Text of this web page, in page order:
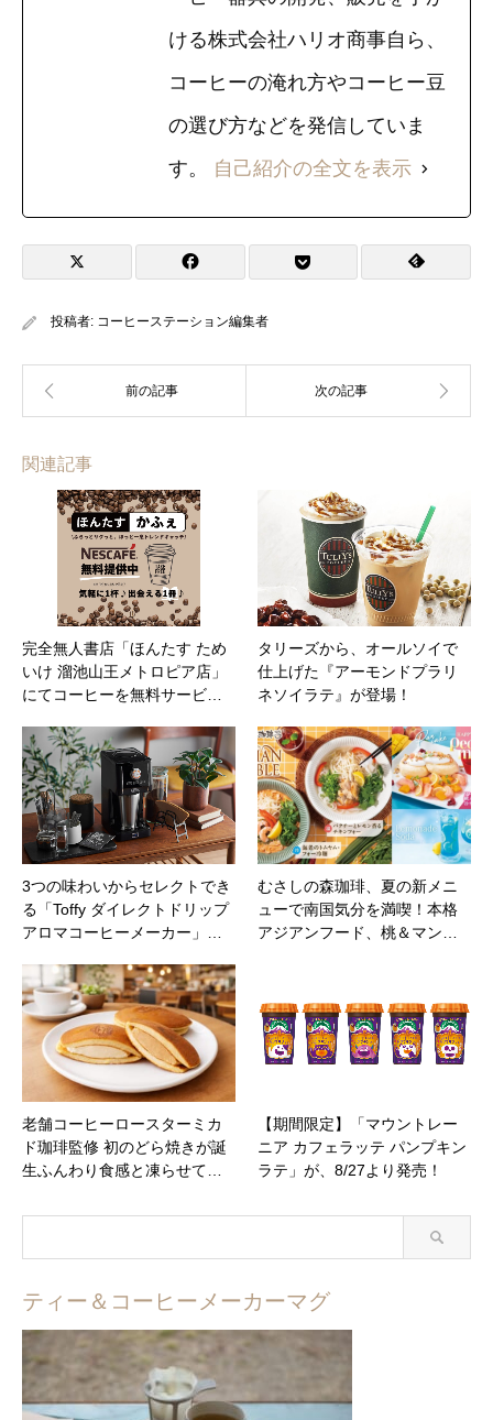
ける株式会社ハリオ商事自ら、
コーヒーの淹れ方やコーヒー豆
の選び方などを発信していま
す。 自己紹介の全文を表示
投稿者: コーヒーステーション編集者
関連記事
完全無人書店「ほんたす ため
いけ 溜池山王メトロピア店」
にてコーヒーを無料サービ…
タリーズから、オールソイで
仕上げた『アーモンドプラリ
ネソイラテ』が登場！
3つの味わいからセレクトでき
る「Toffy ダイレクトドリップ
アロマコーヒーメーカー」…
むさしの森珈琲、夏の新メニ
ューで南国気分を満喫！本格
アジアンフード、桃＆マン…
老舗コーヒーロースターミカ
ド珈琲監修 初のどら焼きが誕
生ふんわり食感と凍らせて…
【期間限定】「マウントレー
ニア カフェラッテ パンプキン
ラテ」が、8/27より発売！
ティー＆コーヒーメーカーマグ